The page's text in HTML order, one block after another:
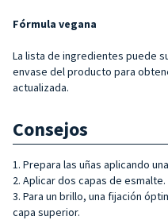
Fórmula vegana
La lista de ingredientes puede
envase del producto para
actualizada.
Consejos
1. Prepara las uñas aplicando
2. Aplicar dos capas de esmalte.
3. Para un brillo, una fijación
capa superior.